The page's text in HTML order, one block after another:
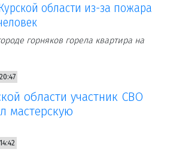
области из-за пожара
горняков горела квартира на
области участник СВО
мастерскую